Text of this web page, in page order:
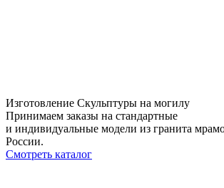
Изготовление Скульптуры на могилу
Принимаем заказы на стандартные
и индивидуальные модели из гранита
России.
Смотреть каталог